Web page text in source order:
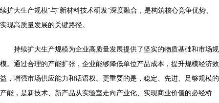
续扩大生产规模”与“新材料技术研发”深度融合，是构筑核心竞争优势、
实现高质量发展的关键路径。
持续扩大生产规模为企业高质量发展提供了坚实的物质基础和市场规
模。通过合理的产能扩张，企业能够降低单位产品成本，提升规模经济效
益，增强市场供应能力和话语权。更重要的是，稳定、先进、足够规模的
产能，是新技术、新产品从实验室走向产业化、实现商业价值的必经桥